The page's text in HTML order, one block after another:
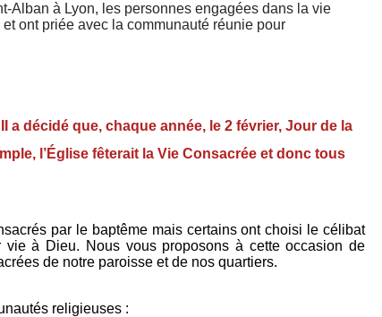
Alban à Lyon, les personnes engagées dans la vie
ont priée avec la communauté réunie pour
a décidé que, chaque année, le 2 février, Jour de la
l’Église fêterait la Vie Consacrée et donc tous
par le baptême mais certains ont choisi le célibat
vie à Dieu. Nous vous proposons à cette occasion de
de notre paroisse et de nos quartiers.
religieuses :